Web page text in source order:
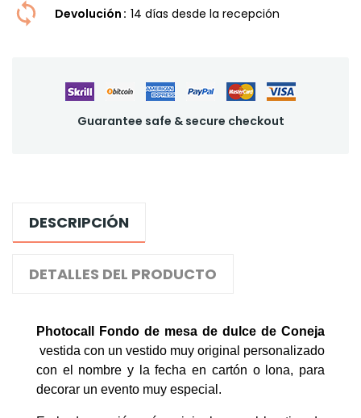
Devolución 14 dí­as desde la recepción
Guarantee safe & secure checkout
DESCRIPCIÓN
DETALLES DEL PRODUCTO
Photocall Fondo de mesa de dulce de Coneja
vestida con un vestido muy original personalizado
con el nombre y la fecha en cartón o lona, para
decorar un evento muy especial.